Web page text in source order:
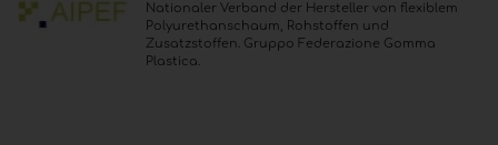
Nationaler Verband der Hersteller von flexiblem
Polyurethanschaum, Rohstoffen und
Zusatzstoffen. Gruppo Federazione Gomma
Plastica.